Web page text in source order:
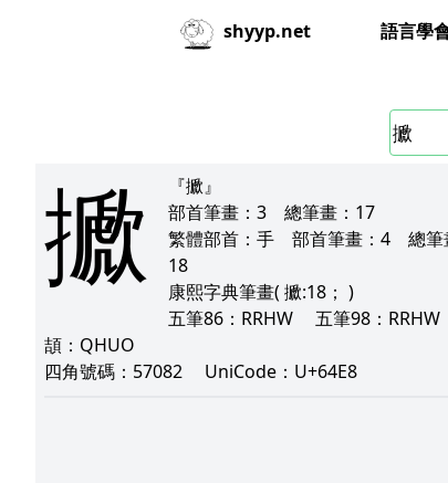
shyyp.net 語言學
擨
『擨』
部首筆畫： 3 總筆畫： 17
繁體部首： 手 部首筆畫： 4 總筆
18
康熙字典筆畫( 擨:18； )
五筆86： RRHW 五筆98：
頡： QHUO
四角號碼： 57082 UniCode： U+64E8